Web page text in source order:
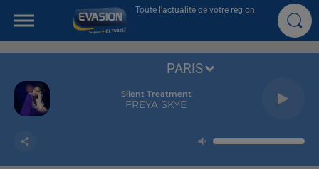
Toute l'actualité de votre région
Silent Treatment
FREYA SKYE
PARIS